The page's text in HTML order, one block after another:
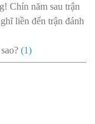
Chín năm sau trận
liền đến trận đánh
(1)